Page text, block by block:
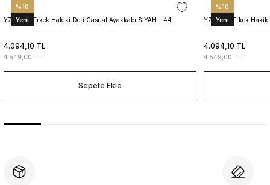
%10
Yeni
YZN1026 Erkek Hakiki Deri Casual Ayakkabı SİYAH - 44
4.094,10 TL
4.549,00 TL
Sepete Ekle
%10
Yeni
YZN1025 Erkek
4.094,10 TL
4.549,00 TL